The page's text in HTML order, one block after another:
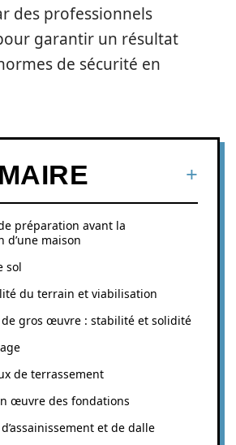
des professionnels
garantir un résultat
de sécurité en
préparation avant la
d’une maison
sol
du terrain et viabilisation
de gros œuvre : stabilité et solidité
de terrassement
œuvre des fondations
et de dalle